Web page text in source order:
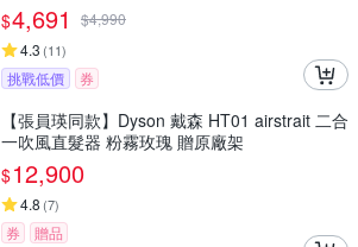
$4,691 $4,990
4.3 (11)
挑戰低價 券
【張員瑛同款】Dyson 戴森 HT01 airstrait 二合
一吹風直髮器 粉霧玫瑰 贈原廠架
$12,900
4.8 (7)
券 贈品